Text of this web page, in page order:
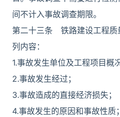
间不计入事故调查期限。
第二十三条 铁路建设工程质
列内容：
1.事故发生单位及工程项目概况
2.事故发生经过；
3.事故造成的直接经济损失；
4.事故发生的原因和事故性质；